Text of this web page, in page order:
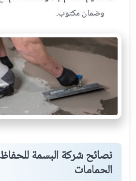
وضمان مكتوب.
نصائح شركة البسمة
الحمامات